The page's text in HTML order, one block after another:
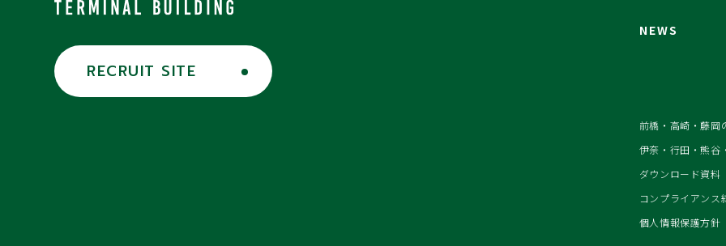
RECRUIT SITE
NEWS
前橋・高崎・藤岡
伊奈・行田・熊谷
ダウンロード資料
コンプライアンス
個人情報保護方針